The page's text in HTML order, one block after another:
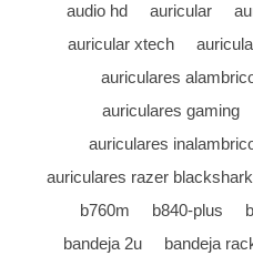
audio hd
auricular
auricular xtech
auriculares
auriculares gaming
auriculares
auriculares razer blackshark
b760m
b840-plus
bandeja 2u
bandeja